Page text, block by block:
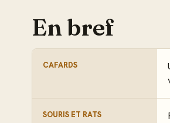
En bref
CAFARDS
SOURIS ET RATS